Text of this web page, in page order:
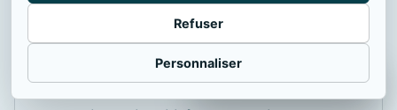
Refuser
Personnaliser